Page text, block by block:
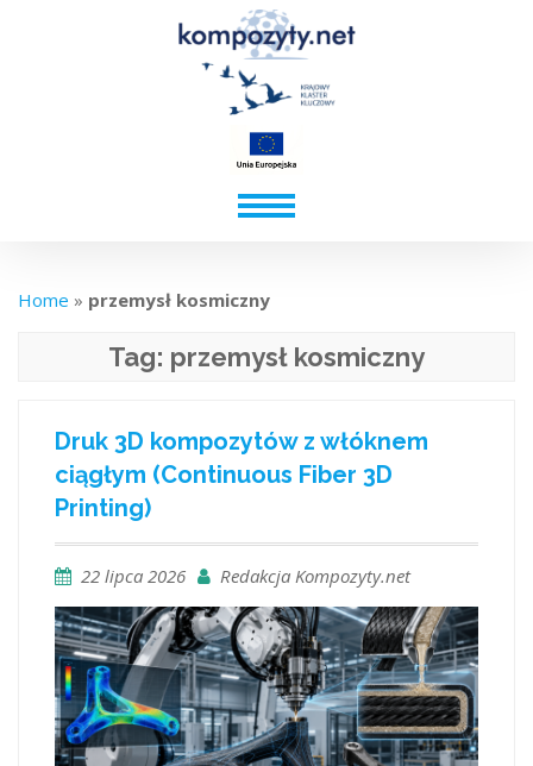
Home » przemysł kosmiczny
Tag: przemysł kosmiczny
Druk 3D kompozytów z włóknem
ciągłym (Continuous Fiber 3D
Printing)
22 lipca 2026 Redakcja Kompozyty.net